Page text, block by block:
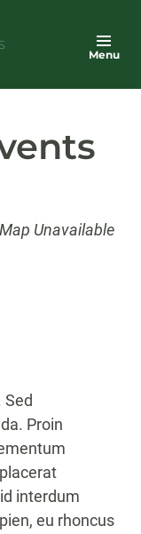
Menu
Map Unavailable
Proin
interdum
eu rhoncus